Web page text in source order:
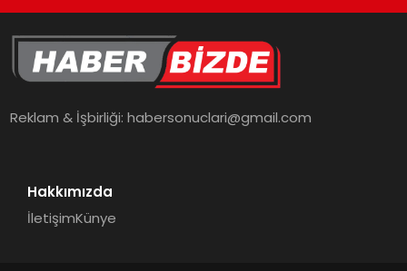
Reklam & İşbirliği:habersonuclari@gmail.com
Hakkımızda
İletişimKünye